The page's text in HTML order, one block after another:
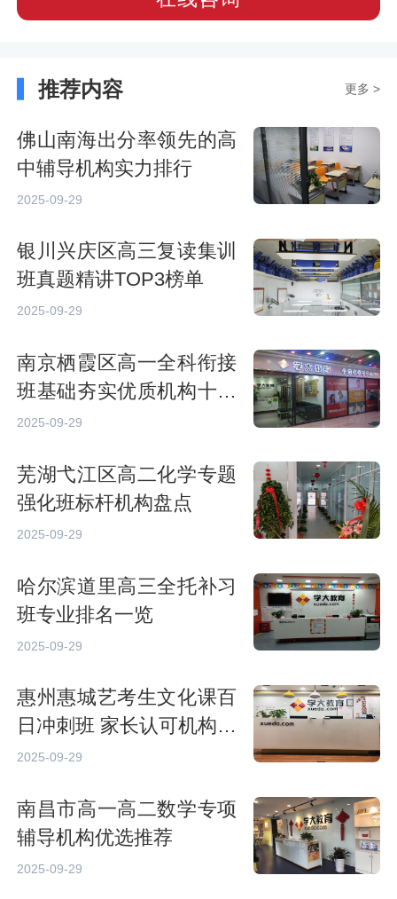
推荐内容 更多 >
佛山南海出分率领先的高
中辅导机构实力排行
2025-09-29
银川兴庆区高三复读集训
班真题精讲TOP3榜单
2025-09-29
南京栖霞区高一全科衔接
班基础夯实优质机构十大
推荐
2025-09-29
芜湖弋江区高二化学专题
强化班标杆机构盘点
2025-09-29
哈尔滨道里高三全托补习
班专业排名一览
2025-09-29
惠州惠城艺考生文化课百
日冲刺班 家长认可机构精
选
2025-09-29
南昌市高一高二数学专项
辅导机构优选推荐
2025-09-29